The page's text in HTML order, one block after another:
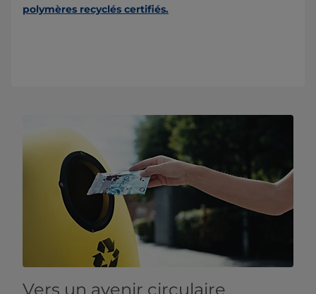
polymères recyclés certifiés.
Vers un avenir circulaire